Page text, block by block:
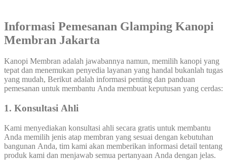
Informasi Pemesanan Glamping Kanopi
Membran Jakarta
Kanopi Membran adalah jawabannya namun, memilih kanopi yang
tepat dan menemukan penyedia layanan yang handal bukanlah tugas
yang mudah, Berikut adalah informasi penting dan panduan
pemesanan untuk membantu Anda membuat keputusan yang cerdas:
1. Konsultasi Ahli
Kami menyediakan konsultasi ahli secara gratis untuk membantu
Anda memilih jenis atap membran yang sesuai dengan kebutuhan
bangunan Anda, tim kami akan memberikan informasi detail tentang
produk kami dan menjawab semua pertanyaan Anda dengan jelas.